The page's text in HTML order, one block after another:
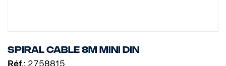
Spiral cable 8m MINI DIN
Réf.: 2758815